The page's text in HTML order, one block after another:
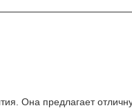
Она предлагает